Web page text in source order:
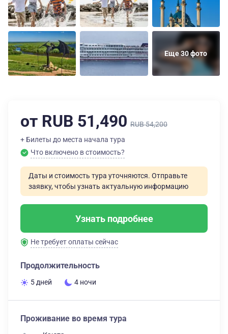
Еще 30 фото
от RUB 51,490 RUB 54,200
+ Билеты до места начала тура
Что включено в стоимость?
Даты и стоимость тура уточняются. Отправьте
заявку, чтобы узнать актуальную информацию
Узнать подробнее
Не требует оплаты сейчас
Продолжительность
5 дней 4 ночи
Проживание во время тура